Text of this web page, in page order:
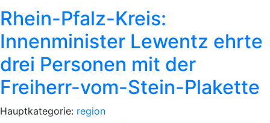
Rhein-Pfalz-Kreis:
Innenminister Lewentz ehrte
drei Personen mit der
Freiherr-vom-Stein-Plakette
Hauptkategorie: region